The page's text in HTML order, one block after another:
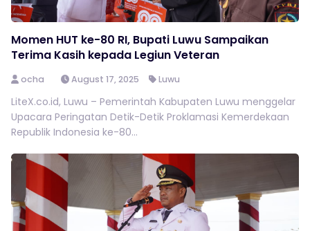
Momen HUT ke-80 RI, Bupati Luwu Sampaikan
Terima Kasih kepada Legiun Veteran
ocha August 17, 2025 Luwu
LiteX.co.id, Luwu – Pemerintah Kabupaten Luwu menggelar
Upacara Peringatan Detik-Detik Proklamasi Kemerdekaan
Republik Indonesia ke-80...